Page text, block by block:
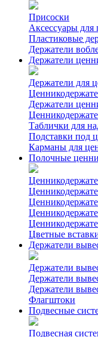
Присоски
Аксессуары
Пластиковые
Держатели
Держатели
Держатели для
Держатели
Таблички для
Подставки под
Карманы для
Полочные
Цветные
Держатели
Держатели
Держатели
Держатели
Флагштоки
Подвесные
Подвесная